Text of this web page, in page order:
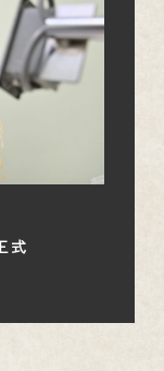
式